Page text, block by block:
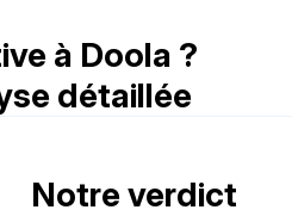
à Doola ?
détaillée
Notre verdict